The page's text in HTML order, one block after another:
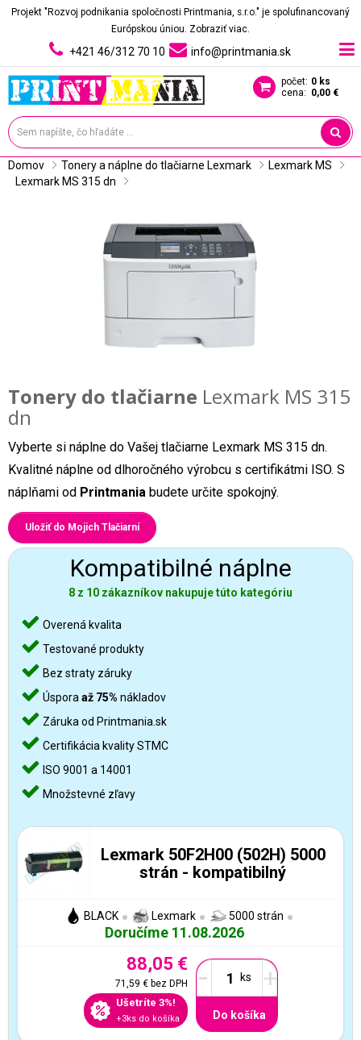
Projekt "Rozvoj podnikania spoločnosti Printmania, s.r.o." je spolufinancovaný
Európskou úniou. Zobraziť viac.
+421 46/312 70 10 info@printmania.sk
počet: 0 ks
cena: 0,00 €
Domov Tonery a náplne do tlačiarne Lexmark
Lexmark MS
Lexmark MS 315 dn
Tonery do tlačiarne Lexmark MS 315
dn
Vyberte si náplne do Vašej tlačiarne Lexmark MS 315 dn.
Kvalitné náplne od dlhoročného výrobcu s certifikátmi ISO. S
náplňami od Printmania budete určite spokojný.
Uložiť do Mojich Tlačiarní
Kompatibilné náplne
8 z 10 zákazníkov nakupuje túto kategóriu
Overená kvalita
Testované produkty
Bez straty záruky
Úspora až 75% nákladov
Záruka od Printmania.sk
Certifikácia kvality STMC
ISO 9001 a 14001
Množstevné zľavy
Lexmark 50F2H00 (502H) 5000
strán - kompatibilný
BLACK Lexmark 5000 strán
Doručíme 11.08.2026
88,05 €
71,59 €bez DPH
Ušetríte 3%!
+3ks do košíka
- +
Do košíka